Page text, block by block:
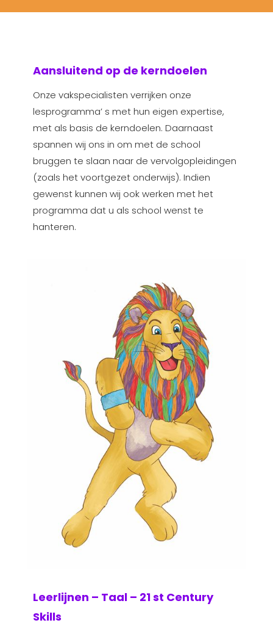
Aansluitend op de kerndoelen
Onze vakspecialisten verrijken onze
lesprogramma’ s met hun eigen expertise,
met als basis de kerndoelen. Daarnaast
spannen wij ons in om met de school
bruggen te slaan naar de vervolgopleidingen
(zoals het voortgezet onderwijs). Indien
gewenst kunnen wij ook werken met het
programma dat u als school wenst te
hanteren.
Leerlijnen – Taal – 21 st Century
Skills